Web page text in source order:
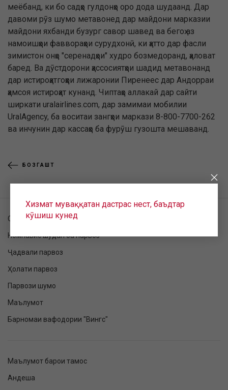
меёбанд, ки бо садҳо гулдонҳо оро дода шудаанд. Дар
давоми рӯз шумо метавонед дар майдони марказии
майдони яхбанди бузург савор шавед ва бегоҳ аз
намоишҳои фаввораҳои сурудхонӣ, ки ҳатто дар фасли
зимистон онҳо "серенадҳои" худро бозмедоранд, ҳаловат
баред. Ва дӯстдорони ҳассосиятҳои шадид метавонанд
дар истироҳатгоҳҳои лижаронии Пиренеес дар Андорраи
ҳамсоя истироҳат кунанд. Чиптаҳо аллакай дар сайти
ширкати uralairlines.com, дар замимаи мобилии
UralAgency, ба воситаи зангҳои маркази 8-800-7700-262
ва инчунин дар кассаҳо ба фурӯш гузошта мешаванд.
БОЗГАШТ
Хизмат муваққатан дастрас нест, баъдтар
кӯшиш кунед
Санҷиши фармоиш
Номнавис шудан ба парвоз
Ҷадвали парвоз
Ҳолати парвоз
Парвози шумо
Маълумот
Барномаи вафодории "Вингс"
Маълумот барои тамос
Андеша